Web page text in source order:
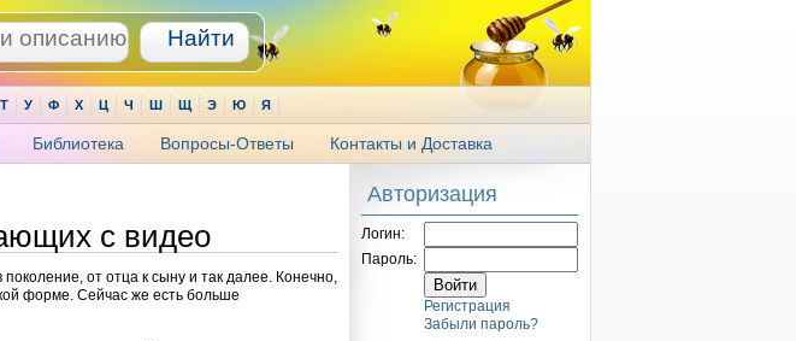
Т У Ф Х Ц Ч Ш Щ Э Ю Я
Библиотека Вопросы-Ответы Контакты и Доставка
с видео
от отца к сыну и так далее. Конечно,
форме. Сейчас же есть больше
Авторизация
Логин:
Пароль:
Регистрация
Забыли пароль?